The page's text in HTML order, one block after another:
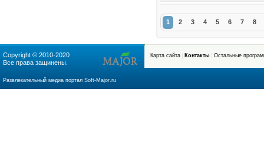
1 2 3 4 5 6 7 8
Copyright © 2010-2020
Все права защинены.
Развлекательный медиа портал Soft-Major.ru
Карта сайта Контакты Остальные